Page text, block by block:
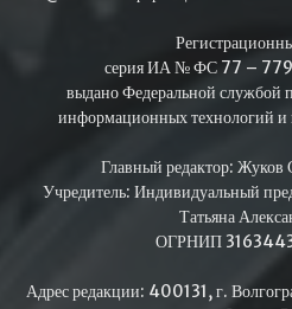
серия ИА № ФС 77 –
выдано Федеральной службой
информационных технологий
Главный редактор: Жуков
Учредитель: Индивидуальный
Татьяна
ОГРНИП
Адрес редакции: 400131, г.